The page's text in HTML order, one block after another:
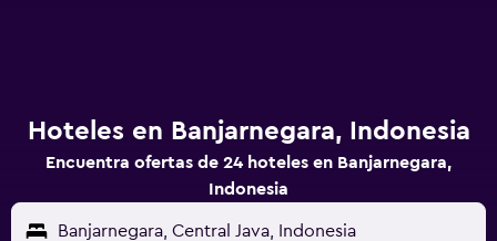
Hoteles en Banjarnegara, Indonesia
Encuentra ofertas de 24 hoteles en Banjarnegara,
Indonesia
Banjarnegara, Central Java, Indonesia